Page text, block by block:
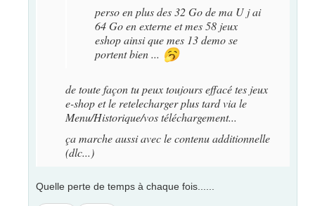
perso en plus des 32 Go de ma U j ai
64 Go en externe et mes 58 jeux
eshop ainsi que mes 13 demo se
portent bien ... 🥱
de toute façon tu peux toujours effacé tes jeux
e-shop et le retelecharger plus tard via le
Menu/Historique/vos téléchargement...
ça marche aussi avec le contenu additionnelle
(dlc...)
Quelle perte de temps à chaque fois......